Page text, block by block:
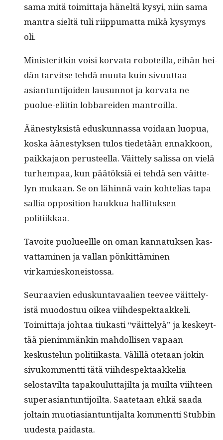
sama mitä toimit­ta­ja häneltä kysyi, niin sama
mantra sieltä tuli riip­pumat­ta mikä kysymys
oli.
Min­is­ter­itkin voisi kor­va­ta robot­eil­la, eihän hei­
dän tarvitse tehdä muu­ta kuin sivu­ut­taa
asiantun­ti­joiden lausun­not ja kor­va­ta ne
puolue-eli­itin lob­barei­den mantroilla.
Äänestyk­sistä eduskun­nas­sa voidaan luop­ua,
kos­ka äänestyk­sen tulos tiede­tään ennakkoon,
paikka­jaon perus­teel­la. Väit­te­ly salis­sa on vielä
turhempaa, kun päätök­siä ei tehdä sen väit­te­
lyn mukaan. Se on lähin­nä vain kohtelias tapa
sal­lia oppo­si­tion haukkua hal­li­tuk­sen
politiikkaa.
Tavoite puolueel­lle on oman kan­natuk­sen kas­
vat­ta­mi­nen ja val­lan pönkit­tämi­nen
virkamieskoneistossa.
Seu­raavien eduskun­tavaalien teevee väit­te­ly­
istä muo­dos­tuu oikea viihde­spek­taakke­li.
Toimit­ta­ja johtaa tiukasti “väit­te­lyä” ja keskeyt­
tää pien­im­mänkin mah­dol­lisen vapaan
keskustelun poli­ti­ikas­ta. Välil­lä ote­taan jokin
sivukom­ment­ti tätä viihde­spek­taakke­lia
selostavil­ta tapak­oulut­ta­jil­ta ja muil­ta viih­teen
superasiantun­ti­joil­ta. Saate­taan ehkä saa­da
joltain muo­ti­asiantun­ti­jal­ta kom­ment­ti Stub­bin
uud­es­ta paidasta.